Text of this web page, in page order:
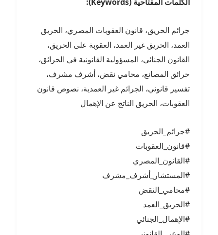
جرائم الحريق، قانون العقوبات المصري، الحريق
العمد، الحريق غير العمد، العقوبة على الحريق،
القانون الجنائي، المسؤولية القانونية في الحرائق،
حرائق المصانع، محامي نقض، أشرف مشرف،
تفسير قانوني، الجرائم غير العمدية، نصوص قانون
العقوبات، الحريق الناتج عن الإهمال
#جرائم_الحريق
#قانون_العقوبات
#القانون_المصري
#المستشار_أشرف_مشرف
#محامي_النقض
#الحريق_العمد
#الإهمال_الجنائي